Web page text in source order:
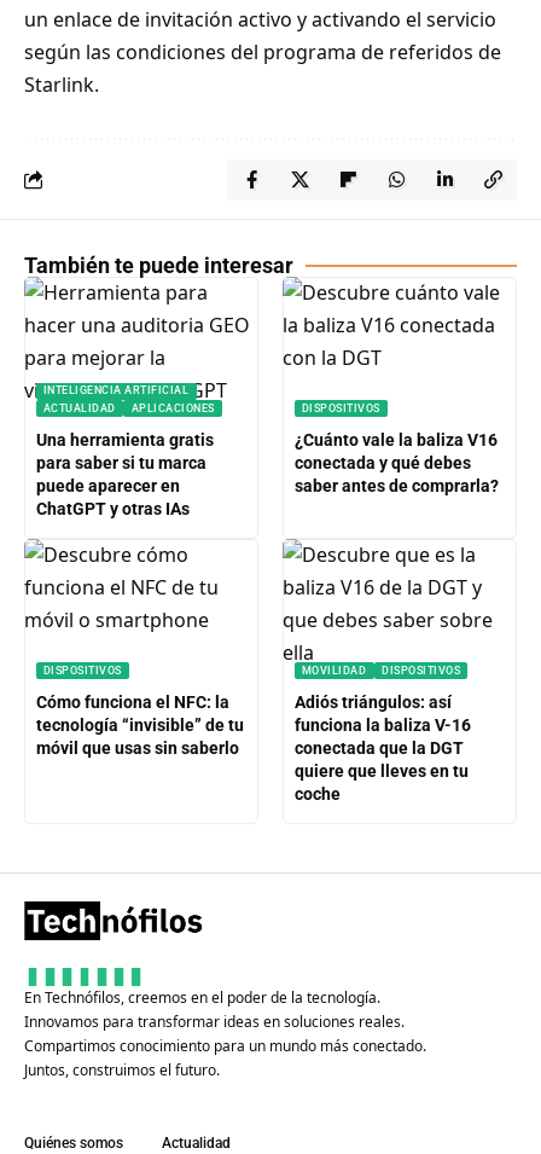
un enlace de invitación activo y activando el servicio
según las condiciones del programa de referidos de
Starlink.
También te puede interesar
INTELIGENCIA ARTIFICIAL
ACTUALIDAD
APLICACIONES
Una herramienta gratis
para saber si tu marca
puede aparecer en
ChatGPT y otras IAs
DISPOSITIVOS
¿Cuánto vale la baliza V16
conectada y qué debes
saber antes de comprarla?
DISPOSITIVOS
Cómo funciona el NFC: la
tecnología “invisible” de tu
móvil que usas sin saberlo
MOVILIDAD DISPOSITIVOS
Adiós triángulos: así
funciona la baliza V-16
conectada que la DGT
quiere que lleves en tu
coche
En Technófilos, creemos en el poder de la tecnología.
Innovamos para transformar ideas en soluciones reales.
Compartimos conocimiento para un mundo más conectado.
Juntos, construimos el futuro.
Quiénes somos Actualidad